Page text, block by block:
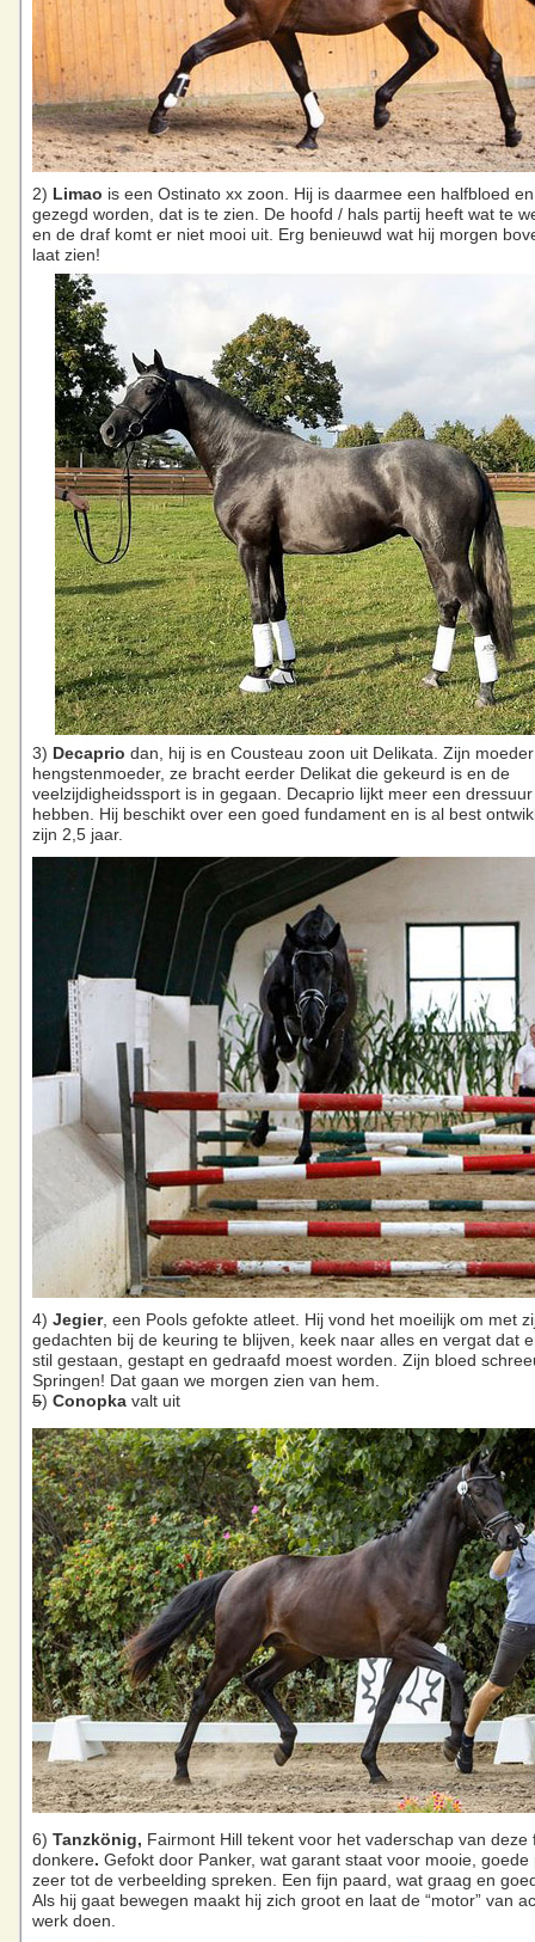
2) Limao is een Ostinato xx zoon. Hij is daarmee een halfbloed
gezegd worden, dat is te zien. De hoofd / hals partij heeft wat te
en de draf komt er niet mooi uit. Erg benieuwd wat hij morgen
laat zien!
3) Decaprio dan, hij is en Cousteau zoon uit Delikata. Zijn
hengstenmoeder, ze bracht eerder Delikat die gekeurd is en de
veelzijdigheidssport is in gegaan. Decaprio lijkt meer een
hebben. Hij beschikt over een goed fundament en is al best
zijn 2,5 jaar.
4) Jegier, een Pools gefokte atleet. Hij vond het moeilijk om met
gedachten bij de keuring te blijven, keek naar alles en vergat dat
stil gestaan, gestapt en gedraafd moest worden. Zijn bloed
Springen! Dat gaan we morgen zien van hem.
5) Conopka valt uit
6) Tanzkönig, Fairmont Hill tekent voor het vaderschap van deze
donkere. Gefokt door Panker, wat garant staat voor mooie, goede
zeer tot de verbeelding spreken. Een fijn paard, wat graag en
Als hij gaat bewegen maakt hij zich groot en laat de “motor” van
werk doen.